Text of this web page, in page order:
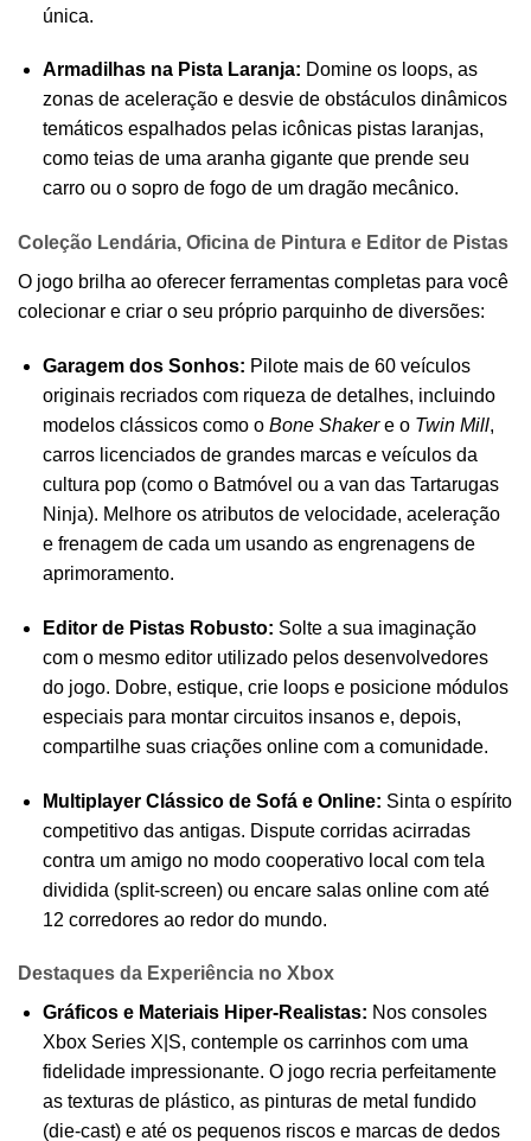
única.
Armadilhas na Pista Laranja: Domine os loops, as
zonas de aceleração e desvie de obstáculos dinâmicos
temáticos espalhados pelas icônicas pistas laranjas,
como teias de uma aranha gigante que prende seu
carro ou o sopro de fogo de um dragão mecânico.
Coleção Lendária, Oficina de Pintura e Editor de Pistas
O jogo brilha ao oferecer ferramentas completas para você
colecionar e criar o seu próprio parquinho de diversões:
Garagem dos Sonhos: Pilote mais de 60 veículos
originais recriados com riqueza de detalhes, incluindo
modelos clássicos como o Bone Shakere o Twin Mill,
carros licenciados de grandes marcas e veículos da
cultura pop (como o Batmóvel ou a van das Tartarugas
Ninja). Melhore os atributos de velocidade, aceleração
e frenagem de cada um usando as engrenagens de
aprimoramento.
Editor de Pistas Robusto: Solte a sua imaginação
com o mesmo editor utilizado pelos desenvolvedores
do jogo. Dobre, estique, crie loops e posicione módulos
especiais para montar circuitos insanos e, depois,
compartilhe suas criações online com a comunidade.
Multiplayer Clássico de Sofá e Online: Sinta o espírito
competitivo das antigas. Dispute corridas acirradas
contra um amigo no modo cooperativo local com tela
dividida (split-screen) ou encare salas online com até
12 corredores ao redor do mundo.
Destaques da Experiência no Xbox
Gráficos e Materiais Hiper-Realistas: Nos consoles
Xbox Series X|S, contemple os carrinhos com uma
fidelidade impressionante. O jogo recria perfeitamente
as texturas de plástico, as pinturas de metal fundido
(die-cast) e até os pequenos riscos e marcas de dedos